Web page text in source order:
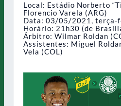
Local: Estádio Norberto
Florencio Varela (ARG)
Data: 03/05/2021, terça-
Horário: 21h30 (de
Árbitro: Wilmar Roldan
Assistentes: Miguel
Vela (COL)